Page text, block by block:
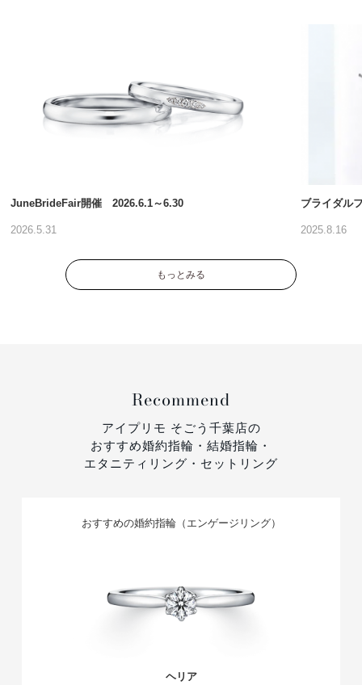
JuneBrideFair開催 2026.6.1～6.30
2026.5.31
ブライダル
2025.8.16
もっとみる
Recommend
アイプリモ そごう千葉店の
おすすめ婚約指輪・結婚指輪・
エタニティリング・セットリング
おすすめの婚約指輪（エンゲージリング）
ヘリア